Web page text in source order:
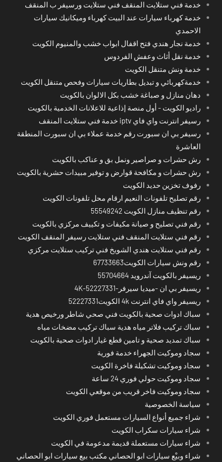
خدمة فني ستلايت المنقف فني ستلايت ورسيفر ب المنقف
خدمة كهرباء سيارات عند البيت كهرباء وميكانيك سيارات
الاحمدي
خدمة نجار هندي فتح اقفال ابواب خشب والمنيوم الكويت
خدمة نقل أثاث وعفش الفردوس
خدمة ونش متنقل الكويت
خدمةكهربائي و تبديل بطاريات سيارات وفحص متنقل الكويت
دهان منازل و صباغة خشب بكل الالوان بالكويت
راديو الكويت - أول منصة إذاعية للاعلانات الخدمية بالكويت
رسيفر انترنت واي فاي iptv خدمة فني ستلايت المنقف
رسيفر بي ان سبورت رقم خدمة عملاء بي ان سبورت المنطقة
العاشرة
رش حشرات و صراصير ونمل بق و عناكب بالكويت
رش حشرات و مكافحة قوارض و توفير مبيدات حشرية بالكويت
رفوف تخزين حديد الكويت
رقم تصليح تلفونات النعيم ارقام محل تلفونات الكويت
رقم تنظيف منازل الكويت 55549242
رقم فني تصليح و صيانة مكيفات و تكييف مركزي بالكويت
رقم فني ستلايت المنقف فني ستلايت رسيفر المنقف الكويت
رقم فني ستلايت هندي الشويخ فني تركيب ستلايت مركزي
رقم ونش سيارات الكويت67733663
ريسيفر بالكويت آندرويد 55704664
ريسيفر بي ان -ميديا سيرفر-4K-52227331
ريسيفر واي فاي انترنت 4k الكويت52227331
سباك ادوات صحية بالكويت فني صحي شاطر ورخيص هدية
سباك تركيب فلاتر مياه هدية سباك تركيب مضخات مياه
سباك تمديد صحية و تامين قطع غيار ادوات صحية بالكويت
سجاد وموكيت الجهراء خدمة فورية
سجاد وموكيت تشكيلة فاخرة الكويت
سجاد وموكيت حولي فوري 24 ساعة
سجاد وموكيت فاخر قريب من موقعي الكويت
سياسة الخصوصية
شراء جميع أنواع السيارات مستعمل فوري الكويت
شراء سيارات سكراب الكويت
شراء سيارات مستعملة قديمة مدعومة في الكويت
شراء وبيْع سيارات ابو الحصاني مكتب بيع سيارات ابو الحصاني